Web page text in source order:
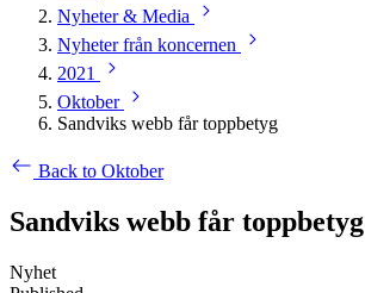
Nyheter & Media
Nyheter från koncernen
2021
Oktober
Sandviks webb får toppbetyg
Back to Oktober
Sandviks webb får toppbetyg
Nyhet